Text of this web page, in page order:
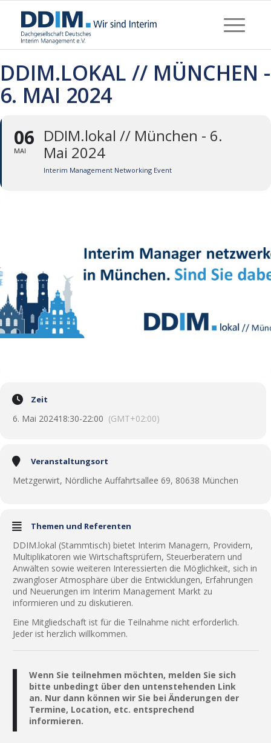
DDIM.LOKAL // MÜNCHEN -
6. MAI 2024
06
MAI
DDIM.lokal // München - 6.
Mai 2024
Interim Management Networking Event
Zeit
6. Mai 202418:30-22:00 (GMT+02:00)
Veranstaltungsort
Metzgerwirt, Nördliche Auffahrtsallee 69, 80638 München
Themen und Referenten
DDIM.lokal (Stammtisch) bietet Interim Managern, Providern,
Multiplikatoren wie Wirtschaftsprüfern, Steuerberatern und
Anwälten sowie weiteren Interessierten die Möglichkeit, sich in
zwangloser Atmosphäre über die Entwicklungen, Erfahrungen
und Neuerungen im Interim Management Markt zu
informieren und zu diskutieren.
Eine Mitgliedschaft ist für die Teilnahme nicht erforderlich.
Jeder ist herzlich willkommen.
Wenn Sie teilnehmen möchten, melden Sie sich
bitte unbedingt über den untenstehenden Link
an. Nur dann können wir Sie bei Änderungen der
Termine, Location, etc. entsprechend
informieren.